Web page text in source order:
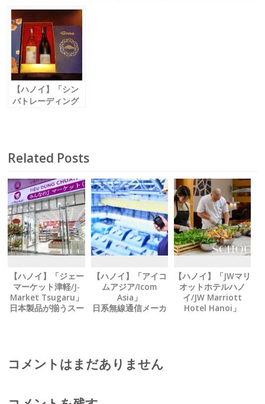
コス」
ラテンアメリカ料
理店 新ランチセッ
トが登場
【ハノイ】「シン
バトレーディング
を販売中
Related Posts
【ハノイ】「ジェー
マーケット津軽/J-
Market Tsugaru」
日本製品が揃うスー
【ハノイ】「アイコ
ムアジア/Icom
Asia」
日系無線通信メーカ
【ハノイ】「JWマリ
オットホテルハノ
イ/JW Marriott
Hotel Hanoi」
コメントはまだありません